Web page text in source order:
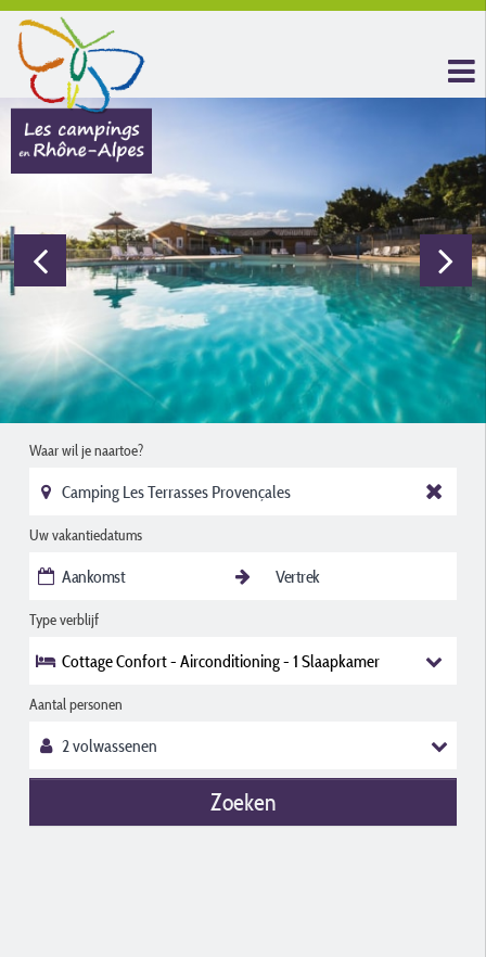
Waar wil je naartoe?
Uw vakantiedatums
Type verblijf
Cottage Confort - Airconditioning - 1 Slaapkamer
Aantal personen
Zoeken